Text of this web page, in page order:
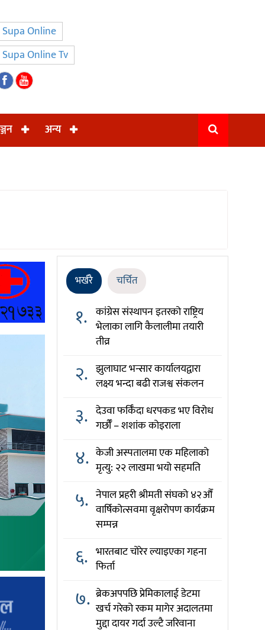
Supa Online
Supa Online Tv
अन्य
भर्खरै चर्चित
१. कांग्रेस संस्थापन इतरको राष्ट्रिय
भेलाका लागि कैलालीमा तयारी
तीव्र
२. झुलाघाट भन्सार कार्यालयद्वारा
लक्ष्य भन्दा बढी राजश्व संकलन
३. देउवा फर्किँदा धरपकड भए विरोध
गर्छौँं – शशांक कोइराला
४. केजी अस्पतालमा एक महिलाको
मृत्यु: २२ लाखमा भयो सहमति
५. नेपाल प्रहरी श्रीमती संघको ४२औँ
वार्षिकोत्सवमा वृक्षरोपण कार्यक्रम
सम्पन्न
६. भारतबाट चोरेर ल्याइएका गहना
फिर्ता
७. ब्रेकअपपछि प्रेमिकालाई डेटमा
खर्च गरेको रकम मागेर अदालतमा
मुद्दा दायर गर्दा उल्टै जरिवाना